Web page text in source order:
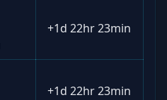
+1d 22hr 23min
+1d 22hr 23min